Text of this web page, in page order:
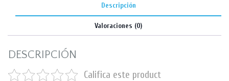
Descripción
Valoraciones (0)
DESCRIPCIÓN
Califica este product